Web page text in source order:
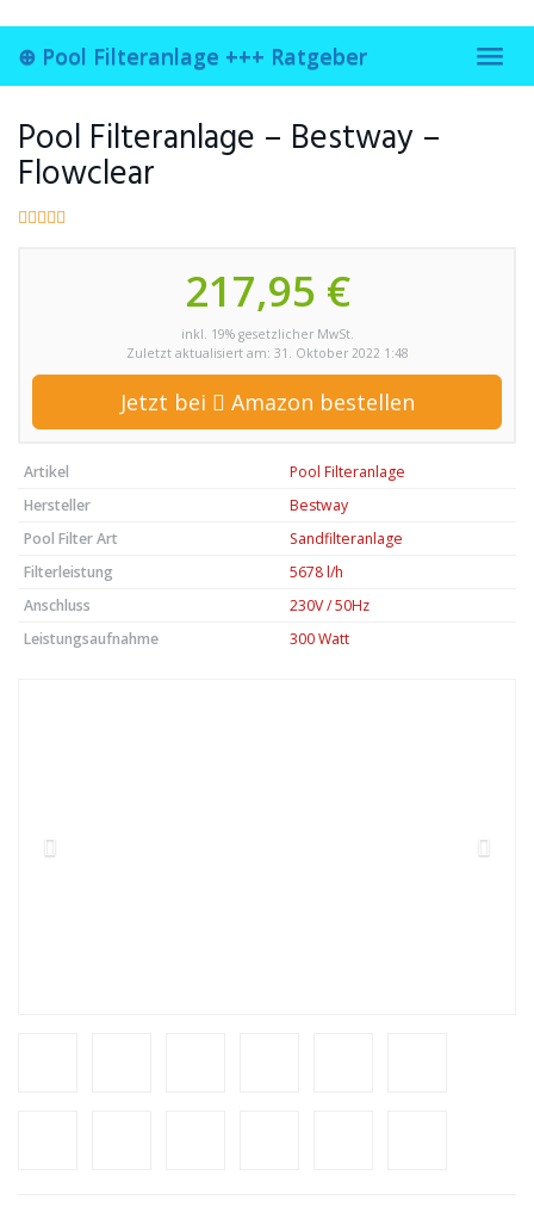
to
main
content
⊕ Pool Filteranlage +++ Ratgeber
Pool Filteranlage – Bestway –
Flowclear
217,95 €
inkl. 19% gesetzlicher MwSt.
Zuletzt aktualisiert am: 31. Oktober 2022 1:48
Jetzt bei Amazon bestellen
Artikel
Pool Filteranlage
Hersteller
Bestway
Pool Filter Art
Sandfilteranlage
Filterleistung
5678 l/h
Anschluss
230V / 50Hz
Leistungsaufnahme
300 Watt